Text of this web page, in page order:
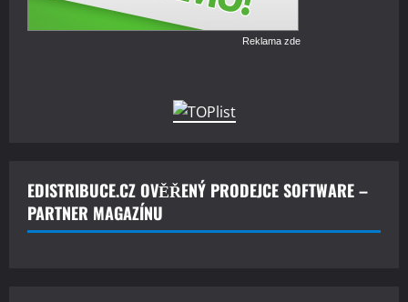
Reklama zde
EDISTRIBUCE.CZ OVĚŘENÝ PRODEJCE SOFTWARE –
PARTNER MAGAZÍNU